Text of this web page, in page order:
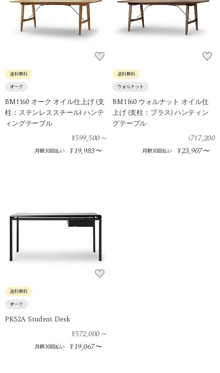
送料無料
オーク
BM1160 オーク オイル仕上げ (支
柱：ステンレススチール) ハンテ
ィングテーブル
¥599,500～
月額30回払い ¥19,983〜
送料無料
ウォルナット
BM1160 ウォルナット オイル仕
上げ (支柱：ブラス) ハンティン
グテーブル
¥717,200
月額30回払い ¥23,907〜
送料無料
オーク
PK52A Student Desk
¥572,000～
月額30回払い ¥19,067〜